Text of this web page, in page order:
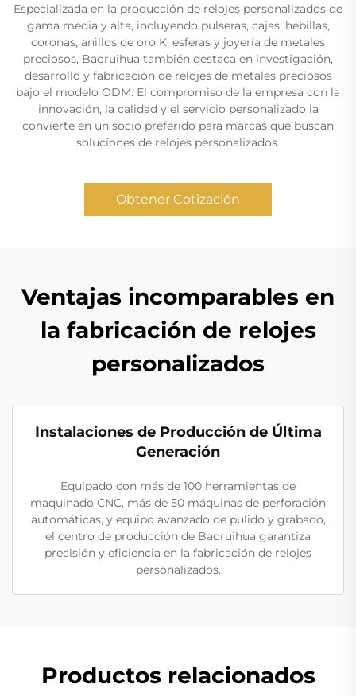
Especializada en la producción de relojes personalizados de
gama media y alta, incluyendo pulseras, cajas, hebillas,
coronas, anillos de oro K, esferas y joyería de metales
preciosos, Baoruihua también destaca en investigación,
desarrollo y fabricación de relojes de metales preciosos
bajo el modelo ODM. El compromiso de la empresa con la
innovación, la calidad y el servicio personalizado la
convierte en un socio preferido para marcas que buscan
soluciones de relojes personalizados.
Obtener Cotización
Ventajas incomparables en
la fabricación de relojes
personalizados
Instalaciones de Producción de Última
Generación
Equipado con más de 100 herramientas de
maquinado CNC, más de 50 máquinas de perforación
automáticas, y equipo avanzado de pulido y grabado,
el centro de producción de Baoruihua garantiza
precisión y eficiencia en la fabricación de relojes
personalizados.
Productos relacionados